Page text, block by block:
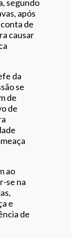
segundo
após
de
causar
da
se
de
de
ao
se na
e
de